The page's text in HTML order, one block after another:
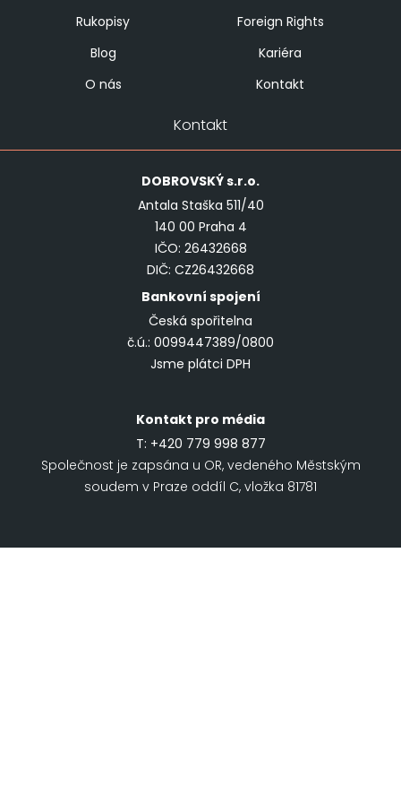
Rukopisy
Foreign Rights
Blog
Kariéra
O nás
Kontakt
Kontakt
DOBROVSKÝs.r.o.
Antala Staška 511/40
140 00 Praha 4
IČO: 26432668
DIČ: CZ26432668
Bankovní spojení
Česká spořitelna
č.ú.: 0099447389/0800
Jsme plátci DPH
Kontakt pro média
T: +420 779 998 877
Společnost je zapsána u OR, vedeného Městským
soudem v Praze oddíl C, vložka 81781